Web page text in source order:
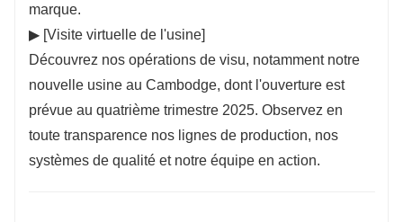
marque.
▶ [Visite virtuelle de l'usine]
Découvrez nos opérations de visu, notamment notre
nouvelle usine au Cambodge, dont l'ouverture est
prévue au quatrième trimestre 2025. Observez en
toute transparence nos lignes de production, nos
systèmes de qualité et notre équipe en action.